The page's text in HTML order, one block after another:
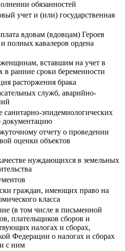
обязанностей
учет и (или) государственная
вдовам (вдовцам) Героев
полных кавалеров ордена
вставшим на учет в
ранние сроки беременности
расторжения брака
служб, аварийно-
эпидемиологических
документацию
отчету о проведении
оценки объектов
нуждающихся в земельных
граждан, имеющих право на
класса
(в том числе в письменной
плательщиков сборов и
налогах и сборах,
Федерации о налогах и сборах
с ним